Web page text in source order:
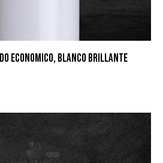
ECONOMICO, BLANCO BRILLANTE